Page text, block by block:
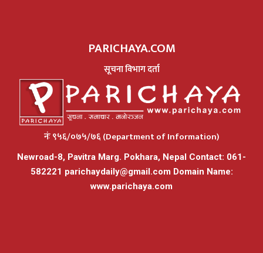
PARICHAYA.COM
सूचना विभाग दर्ता
नंः ९५६/०७५/७६ (Department of Information)
Newroad-8, Pavitra Marg. Pokhara, Nepal Contact: 061-
582221 parichaydaily@gmail.comDomain Name:
www.parichaya.com